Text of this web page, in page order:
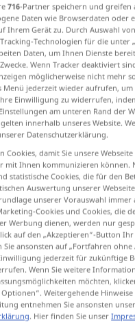
Chinesisch
Chinesisch
:
Übersetzungen
die Übersetzung
716-Partner speichern und greifen
Daten wie Browserdaten oder
Ihrem Gerät zu. Durch Auswahl
Technologien für die unter
Daten, um Ihnen Dienste
Wenn Tracker deaktiviert
möglicherweise nicht mehr
Menü jederzeit wieder aufrufen,
Einwilligung zu widerrufen,
am unteren Rand der
innerhalb unseres Website.
Datenschutzerklärung.
Cookies, damit Sie unsere
mit Ihnen kommunizieren können.
statistische Cookies, die für den
Auswertung unserer
unserer Vorauswahl immer
Cookies und Cookies, die
Werbung dienen, werden nur
auf den „Akzeptieren“-Button
Sie ansonsten auf „Fortfahren ohne
jederzeit für zukünftige
Wenn Sie weitere
möchten,
Weitergehende Hinweise
entnehmen Sie ansonsten
. Hier finden Sie unser